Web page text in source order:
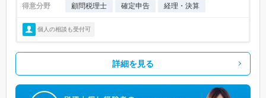
得意分野 顧問税理士 確定申告 経理・決算
個人の相談も受付可
詳細を見る